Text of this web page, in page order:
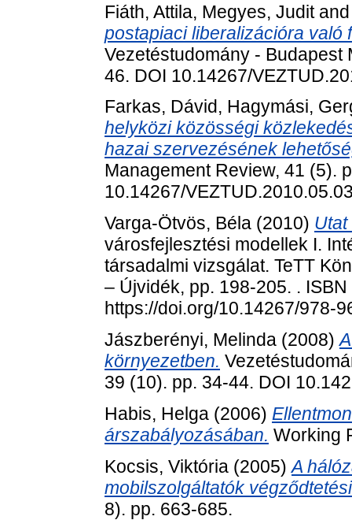
Fiáth, Attila, Megyes, Judit
postapiaci liberalizációra való
Vezetéstudomány - Budapest
46. DOI 10.14267/
Farkas, Dávid, Hagymási,
helyközi közösségi
hazai szervezésének
Management Review, 41 (5).
10.14267/
Varga-Ötvös, Béla (2010)
városfejlesztési modellek I.
társadalmi vizsgálat. TeTT
– Újvidék, pp. 198-205. .
https://doi.org/10.14267/978-
Jászberényi, Melinda (2008)
környezetben.
39 (10). pp. 34-44. DOI
Habis, Helga (2006)
árszabályozásában. Working
Kocsis, Viktória (2005)A
mobilszolgáltatók
8). pp. 663-685.